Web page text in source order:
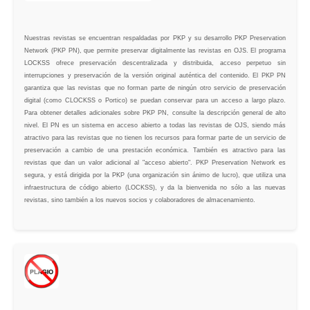
Nuestras revistas se encuentran respaldadas por PKP y su desarrollo PKP Preservation
Network (PKP PN), que permite preservar digitalmente las revistas en OJS. El programa
LOCKSS ofrece preservación descentralizada y distribuida, acceso perpetuo sin
interrupciones y preservación de la versión original auténtica del contenido. El PKP PN
garantiza que las revistas que no forman parte de ningún otro servicio de preservación
digital (como CLOCKSS o Portico) se puedan conservar para un acceso a largo plazo.
Para obtener detalles adicionales sobre PKP PN, consulte la descripción general de alto
nivel. El PN es un sistema en acceso abierto a todas las revistas de OJS, siendo más
atractivo para las revistas que no tienen los recursos para formar parte de un servicio de
preservación a cambio de una prestación económica. También es atractivo para las
revistas que dan un valor adicional al "acceso abierto". PKP Preservation Network es
segura, y está dirigida por la PKP (una organización sin ánimo de lucro), que utiliza una
infraestructura de código abierto (LOCKSS), y da la bienvenida no sólo a las nuevas
revistas, sino también a los nuevos socios y colaboradores de almacenamiento.